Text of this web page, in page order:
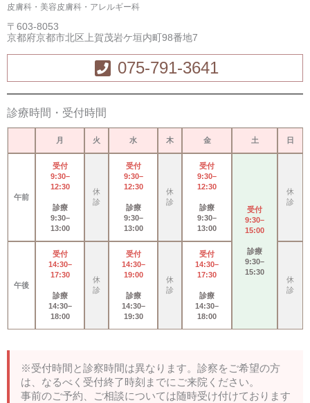
皮膚科・美容皮膚科・アレルギー科
〒603-8053
京都府京都市北区上賀茂岩ケ垣内町98番地7
075-791-3641
診療時間・受付時間
月 火 水 木 金 土 日
午前
受付
9:30–
12:30
診療
9:30–
13:00
休
診
受付
9:30–
12:30
診療
9:30–
13:00
休
診
受付
9:30–
12:30
診療
9:30–
13:00
受付
9:30–
15:00
診療
9:30–
15:30
休
診
午後
受付
14:30–
17:30
診療
14:30–
18:00
休
診
受付
14:30–
19:00
診療
14:30–
19:30
休
診
受付
14:30–
17:30
診療
14:30–
18:00
休
診
※受付時間と診察時間は異なります。診察をご希望の方
は、なるべく受付終了時刻までにご来院ください。
事前のご予約、ご相談については随時受け付けております